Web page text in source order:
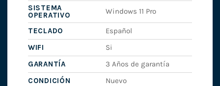
SISTEMA
OPERATIVO
Windows 11 Pro
TECLADO
Español
WIFI
Si
GARANTÍA
3 Años de garantía
CONDICIÓN
Nuevo